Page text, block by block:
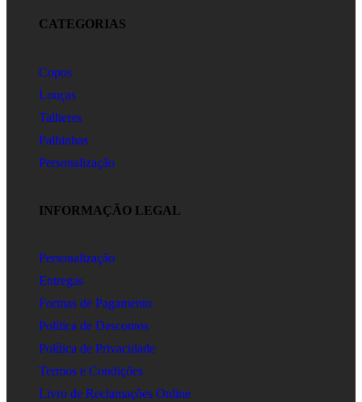
CATEGORIAS
Copos
Louças
Talheres
Palhinhas
Personalização
INFORMAÇÃO LEGAL
Personalização
Entregas
Formas de Pagamento
Política de Descontos
Política de Privacidade
Termos e Condições
Livro de Reclamações Online